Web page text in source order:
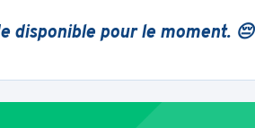
disponible pour le moment. 😔